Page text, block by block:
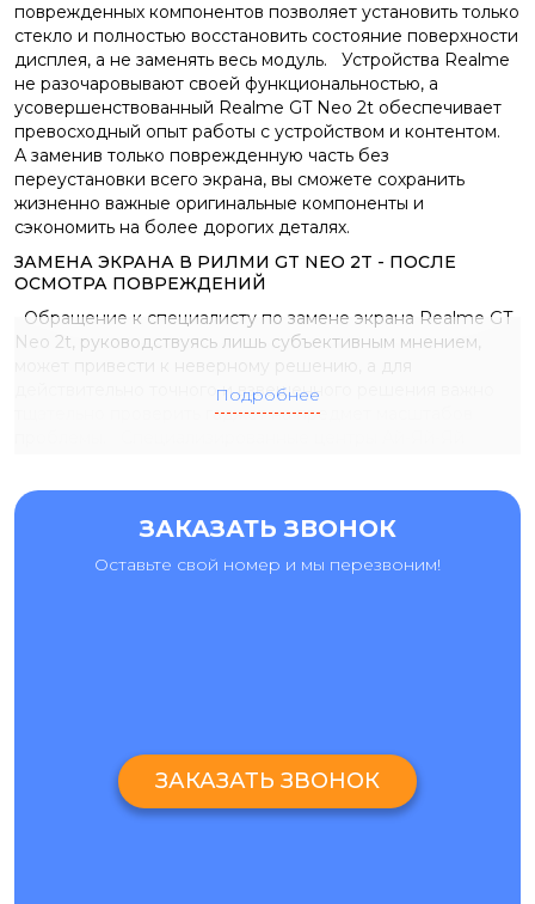
поврежденных компонентов позволяет установить только
стекло и полностью восстановить состояние поверхности
дисплея, а не заменять весь модуль. Устройства Realme
не разочаровывают своей функциональностью, а
усовершенствованный Realme GT Neo 2t обеспечивает
превосходный опыт работы с устройством и контентом.
А заменив только поврежденную часть без
переустановки всего экрана, вы сможете сохранить
жизненно важные оригинальные компоненты и
сэкономить на более дорогих деталях.
ЗАМЕНА ЭКРАНА В РИЛМИ GT NEO 2T - ПОСЛЕ
ОСМОТРА ПОВРЕЖДЕНИЙ
Обращение к специалисту по замене экрана Realme GT
Neo 2t, руководствуясь лишь субъективным мнением,
может привести к неверному решению, а для
действительно точного и взвешенного решения важно
тщательно проверить гаджет на предмет масштабов
Основная диагностика проводится бесплатно;
замена экрана Realme GT Neo 2tвыполняется точно
на специализированном оборудовании;
что ремонт Realme GT Neo 2t в мастерских нашей
компании будет выполнен качественно и выгодно.
Подробнее
ЗАКАЗАТЬ ЗВОНОК
Оставьте свой номер и мы перезвоним!
ЗАКАЗАТЬ ЗВОНОК